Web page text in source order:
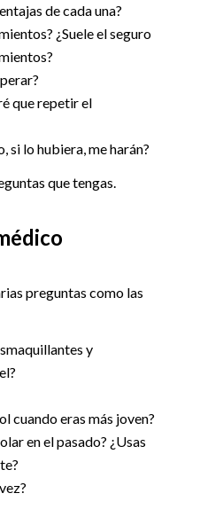
de cada una?
¿Suele el seguro
que repetir el
si lo hubiera, me harán?
que tengas.
preguntas como las
y
cuando eras más joven?
en el pasado? ¿Usas